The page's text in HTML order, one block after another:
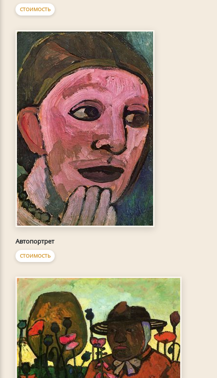
СТОИМОСТЬ
Автопортрет
СТОИМОСТЬ